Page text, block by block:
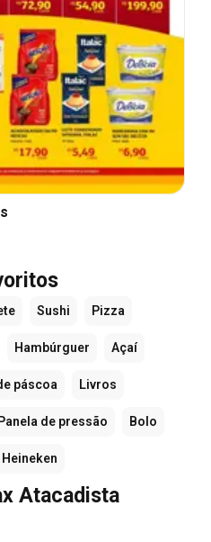
Sushi Pizza
Hambúrguer Açaí
páscoa Livros
Panela de pressão Bolo
Heineken
Atacadista